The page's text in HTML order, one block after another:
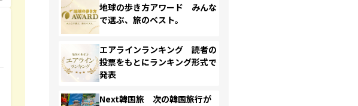
地球の歩き方アワード みんな
で選ぶ、旅のベスト。
エアラインランキング 読者の
投票をもとにランキング形式で
発表
Next韓国旅 次の韓国旅行が